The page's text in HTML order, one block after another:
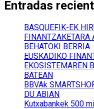
Entradas
BASQUEFIK-EK
FINANTZAKETARA
BEHATOKI BERRIA
EUSKADIKO
EKOSISTEMAREN
BATEAN
BBVAk
DU ABIAN
Kutxabankek 500